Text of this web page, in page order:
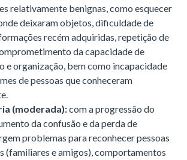
relativamente benignas, como esquecer
deixaram objetos, dificuldade de
recém adquiridas, repetição de
da capacidade de
e organização, bem como incapacidade
de pessoas que conheceram
(moderada):com a progressão do
da confusão e da perda de
problemas para reconhecer pessoas
(familiares e amigos), comportamentos